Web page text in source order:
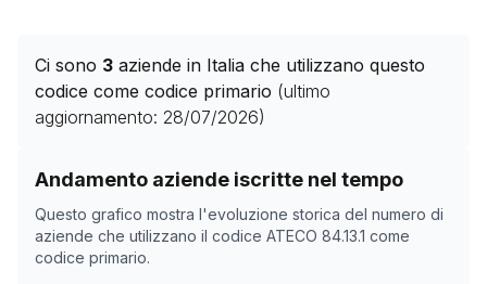
Ci sono 3 aziende in Italia che utilizzano questo
codice come codice primario (ultimo
aggiornamento: 28/07/2026)
Andamento aziende iscritte nel tempo
Questo grafico mostra l'evoluzione storica del numero di
aziende che utilizzano il codice ATECO 84.13.1 come
codice primario.
Storico numero di aziende con codice ATECO
Data rilevazione
17/04/2025
0
17/11/2025